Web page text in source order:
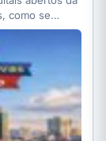
como se…